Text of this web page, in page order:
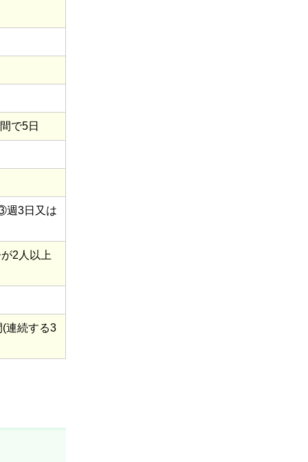
で5日
週3日又は
2人以上
連続する3